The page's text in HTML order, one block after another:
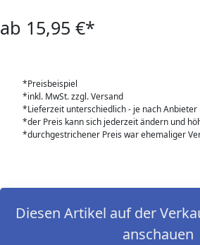
ab 15,95 €*
*Preisbeispiel
*inkl. MwSt. zzgl. Versand
*Lieferzeit unterschiedlich - je nach Anbieter
*der Preis kann sich jederzeit ändern und
*durchgestrichener Preis war ehemaliger
Diesen Artikel auf der
anschauen